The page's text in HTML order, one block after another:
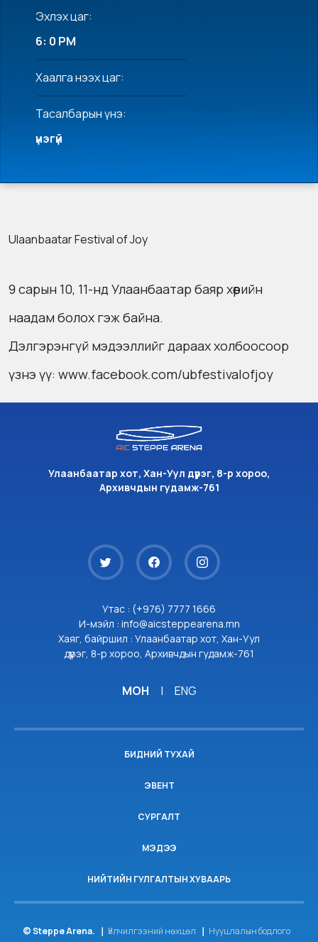
Эхлэх цаг:
6: 0 PM
Хаалга нээх цаг:
Тасалбарын үнэ:
үнэгүй
Ulaanbaatar Festival of Joy
9 сарын 10, 11-нд Улаанбаатар баяр хөөрийн
наадам болох гэж байна.
Дэлгэрэнгүй мэдээллийг дараах холбоосоор
үзнэ үү: www.facebook.com/ubfestivalofjoy
Улаанбаатар хот, Хан-Уул дүүрэг, 8-р хороо,
Архивчдын гудамж-761
Утас : (+976) 7777 1666
И-мэйл : info@aicsteppearena.mn
Хаяг, байршил : Улаанбаатар хот, Хан-Уул
дүүрэг, 8-р хороо, Архивчдын гудамж-761
МОН | ENG
БИДНИЙ ТУХАЙ
ЭВЕНТ
СУРГАЛТ
МЭДЭЭ
НИЙТИЙН ГУЛГАЛТЫН ХУВААРЬ
© Steppe Arena. Үйлчилгээний нөхцөл Нууцлалын бодлого